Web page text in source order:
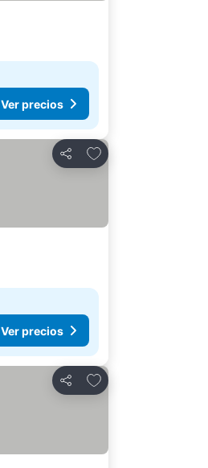
Ver precios
Compartir
Añadir a favoritos
Ver precios
Compartir
Añadir a favoritos